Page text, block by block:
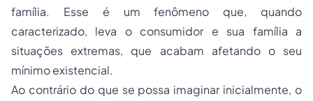
família. Esse é um fenômeno que, quando
caracterizado, leva o consumidor e sua família a
situações extremas, que acabam afetando o seu
mínimo existencial.
Ao contrário do que se possa imaginar inicialmente, o